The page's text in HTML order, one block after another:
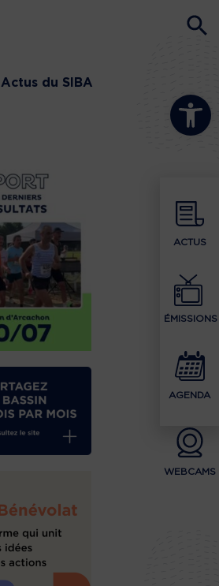
Ouvrir la
ACTUS
ÉMISSIONS
AGENDA
WEBCAMS
Actus du SIBA